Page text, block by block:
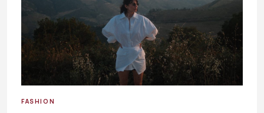
FASHION